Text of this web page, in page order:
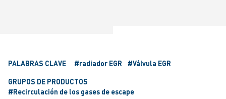
PALABRAS CLAVE #radiador EGR
#Válvula EGR
GRUPOS DE PRODUCTOS
#Recirculación de los gases de escape